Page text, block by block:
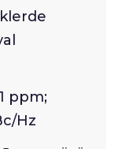
ppm;
Hz